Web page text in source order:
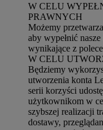
W CELU
PRAWNYCH
Możemy
aby wypełnić
wynikające z
W CELU
Będziemy
utworzenia konta
serii korzyści
użytkownikom w
szybszej realizacji
dostawy,